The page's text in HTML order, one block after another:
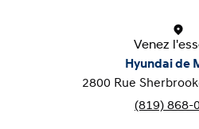
Venez
Hyundai de
2800 Rue
(819) 868-